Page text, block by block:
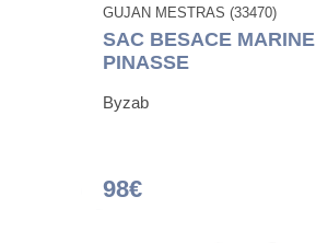
GUJAN MESTRAS (33470)
SAC BESACE MARINE
PINASSE
Byzab
98€